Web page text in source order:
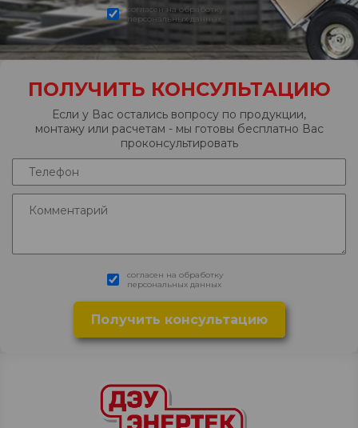
согласен на обработку
персональных данных
ПОЛУЧИТЬ КОНСУЛЬТАЦИЮ
Если у Вас остались вопросу по продукции,
монтажу или расчетам - мы готовы бесплатно Вас
проконсультировать
согласен на обработку
персональных данных